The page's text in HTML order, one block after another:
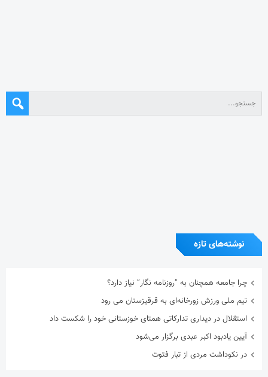
استقلال در دیداری تدارکاتی همتای خوزستانی خود را شکست داد
آیین یادبود اکبر عبدی برگزار می‌شود
در نکوداشت مردی از تبار فتوت